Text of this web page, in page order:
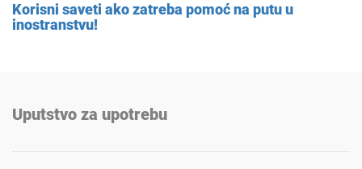
Korisni saveti ako zatreba pomoć na putu u
inostranstvu!
Uputstvo za upotrebu